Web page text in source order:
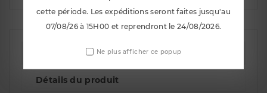
La description
Détails du produit
cette période. Les expéditions seront faites jusqu'au
07/08/26 à 15H00 et reprendront le 24/08/2026.
Ne plus afficher ce popup